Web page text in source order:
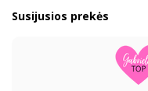
Susijusios prekės